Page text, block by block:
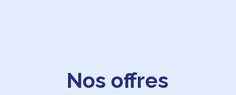
Nos offres